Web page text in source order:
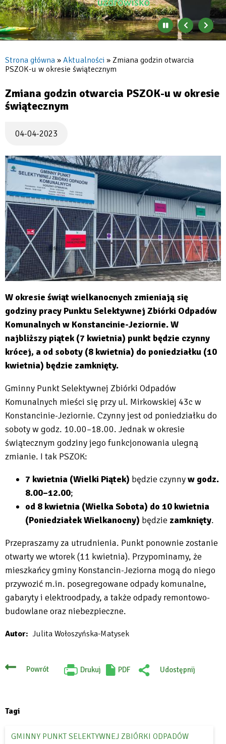
Zatrzymaj
automatyczne
się
banerów
Poprzedni
bannerbaner
Ścieżka
Strona główna Aktualności
Zmiana godzin otwarcia
PSZOK-u w okresie świątecznym
Zmiana godzin otwarcia PSZOK-u w okresie
świątecznym
04-04-2023
W okresie świąt wielkanocnych zmieniają się
godziny pracy Punktu Selektywnej Zbiórki Odpadów
Komunalnych w Konstancinie-Jeziornie. W
najbliższy piątek (7 kwietnia) punkt będzie czynny
krócej, a od soboty (8 kwietnia) do poniedziałku (10
kwietnia) będzie zamknięty.
Gminny Punkt Selektywnej Zbiórki Odpadów
Komunalnych mieści się przy ul. Mirkowskiej 43c w
Konstancinie-Jeziornie. Czynny jest od poniedziałku do
soboty w godz. 10.00–18.00. Jednak w okresie
świątecznym godziny jego funkcjonowania ulegną
zmianie. I tak PSZOK:
7 kwietnia (Wielki Piątek) będzie czynnyw godz.
8.00–12.00;
od 8 kwietnia (Wielka Sobota) do 10 kwietnia
(Poniedziałek Wielkanocny) będzie zamknięty.
Przepraszamy za utrudnienia. Punkt ponownie zostanie
otwarty we wtorek (11 kwietnia). Przypominamy, że
mieszkańcy gminy Konstancin-Jeziorna mogą do niego
przywozić m.in. posegregowane odpady komunalne,
gabaryty i elektroodpady, a także odpady remontowo-
budowlane oraz niebezpieczne.
Autor Julita Wołoszyńska-Matysek
Powrót Drukuj
Will
PDF
Udostępnij
Tagi
GMINNY PUNKT SELEKTYWNEJ ZBIÓRKI ODPADÓW